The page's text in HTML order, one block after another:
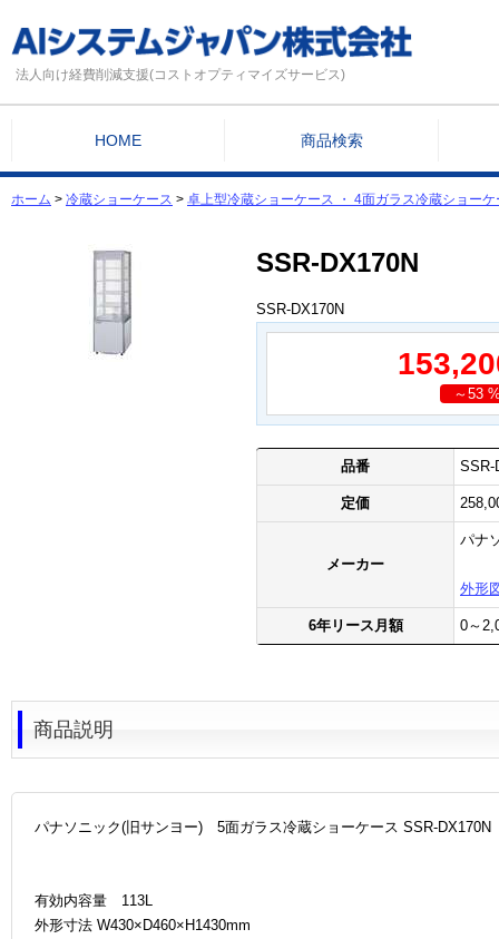
法人向け経費削減支援(コストオプティマイズサービス)
HOME 商品検索
ホーム > 冷蔵ショーケース > 卓上型冷蔵ショーケース ・ 4面ガラス冷蔵ショー
SSR-DX170N
SSR-DX170N
～53
品番 SSR-
定価
メーカー
パナ
外形
6年リース月額 0～
商品説明
パナソニック(旧サンヨー) 5面ガラス冷蔵ショーケース SSR-DX170N
有効内容量 113L
外形寸法 W430×D460×H1430mm